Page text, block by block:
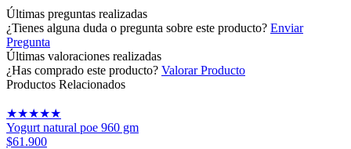
Últimas preguntas realizadas
¿Tienes alguna duda o pregunta sobre este producto? Enviar
Pregunta
Últimas valoraciones realizadas
¿Has comprado este producto? Valorar Producto
Productos Relacionados
★★★★★
Yogurt natural poe 960 gm
$61.900